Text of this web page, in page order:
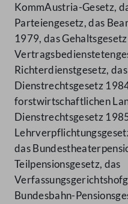
KommAustria-Gesetz,
Parteiengesetz, das
1979, das
Richterdienstgesetz,
Dienstrechtsgesetz
forstwirtschaftlichen
Dienstrechtsgesetz
das
Teilpensionsgesetz, das
Bundesbahn-